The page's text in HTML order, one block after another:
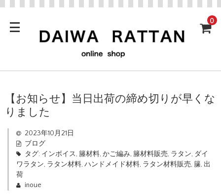
0
【お知らせ】当日出荷の締め切りが早くな
りました
2023年10月21日
ブログ
タグ: インボイス, 籐材料, かご編み, 籐材料販売, ラタン, ダイ
ワラタン, ラタン材料, ハンドメイド材料, ラタン材料販売, 籘, 出
荷
inoue